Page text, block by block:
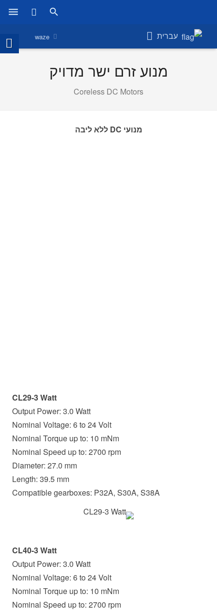
ראשי עברית waze
מנוע זרם ישר מדויק
Coreless DC Motors
מנועי DC ללא ליבה
CL29-3 Watt
Output Power: 3.0 Watt
Nominal Voltage: 6 to 24 Volt
Nominal Torque up to: 10 mNm
Nominal Speed up to: 2700 rpm
Diameter: 27.0 mm
Length: 39.5 mm
Compatible gearboxes: P32A, S30A, S38A
CL40-3 Watt
Output Power: 3.0 Watt
Nominal Voltage: 6 to 24 Volt
Nominal Torque up to: 10 mNm
Nominal Speed up to: 2700 rpm